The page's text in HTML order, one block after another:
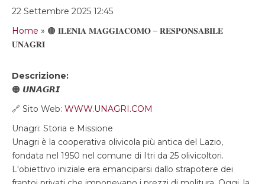
22 Settembre 2025 12:45
Home » 🟠 𝐈𝐋𝐄𝐍𝐈𝐀 𝐌𝐀𝐆𝐆𝐈𝐀𝐂𝐎𝐌𝐎 – 𝐑𝐄𝐒𝐏𝐎𝐍𝐒𝐀𝐁𝐈𝐋𝐄
𝐔𝐍𝐀𝐆𝐑𝐈
Descrizione:
🟠 𝙐𝙉𝘼𝙂𝙍𝙄
🔗 Sito Web: WWW.UNAGRI.COM
Unagri: Storia e Missione
Unagri è la cooperativa olivicola più antica del Lazio,
fondata nel 1950 nel comune di Itri da 25 olivicoltori.
L'obiettivo iniziale era emanciparsi dallo strapotere dei